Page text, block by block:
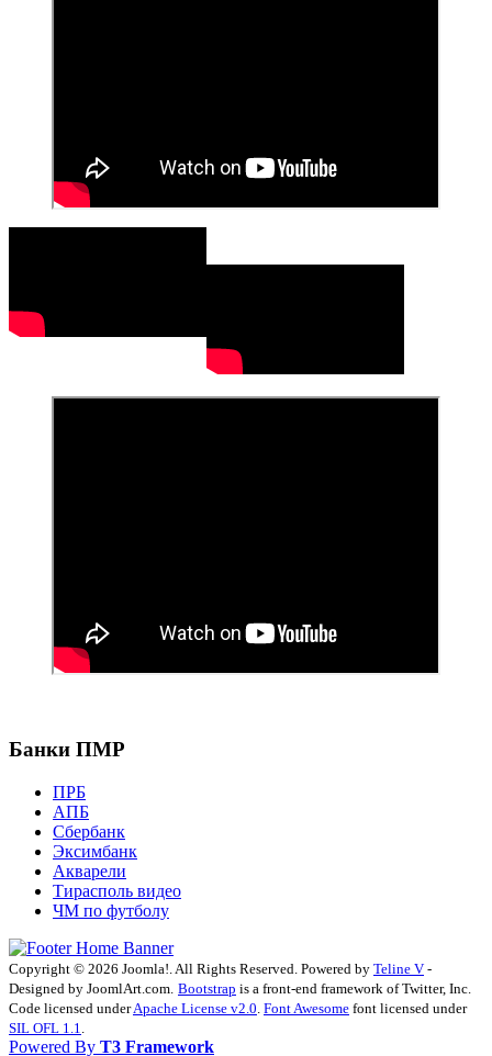
Банки ПМР
ПРБ
АПБ
Сбербанк
Эксимбанк
Акварели
Тирасполь видео
ЧМ по футболу
Copyright © 2026 Joomla!. All Rights Reserved. Powered by Teline V -
Designed by JoomlArt.com. Bootstrap is a front-end framework of Twitter, Inc.
Code licensed underApache License v2.0 Font Awesome font licensed under
SIL OFL 1.1
Powered By T3 Framework